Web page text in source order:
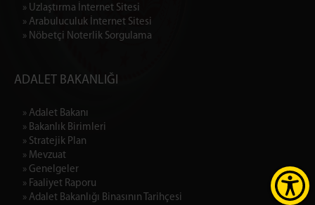
» Uzlaştırma İnternet Sitesi
» Arabuluculuk İnternet Sitesi
» Nöbetçi Noterlik Sorgulama
ADALET BAKANLIĞI
» Adalet Bakanı
» Bakanlık Birimleri
» Stratejik Plan
» Mevzuat
» Genelgeler
» Faaliyet Raporu
» Adalet Bakanlığı Binasının Tarihçesi